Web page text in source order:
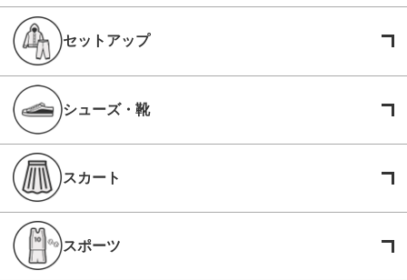
セットアップ
シューズ・靴
スカート
スポーツ